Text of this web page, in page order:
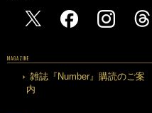
MAGAZINE
雑誌『Number』購読のご案
内